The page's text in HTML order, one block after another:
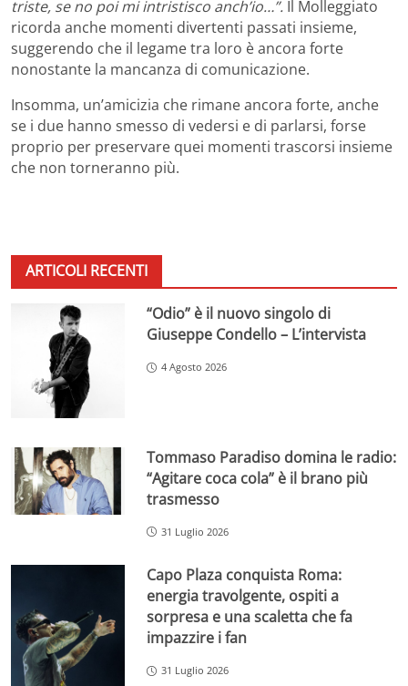
triste, se no poi mi intristisco anch’io…”. Il Molleggiato
ricorda anche momenti divertenti passati insieme,
suggerendo che il legame tra loro è ancora forte
nonostante la mancanza di comunicazione.
Insomma, un’amicizia che rimane ancora forte, anche
se i due hanno smesso di vedersi e di parlarsi, forse
proprio per preservare quei momenti trascorsi insieme
che non torneranno più.
ARTICOLI RECENTI
“Odio” è il nuovo singolo di
Giuseppe Condello – L’intervista
4 Agosto 2026
Tommaso Paradiso domina le radio:
“Agitare coca cola” è il brano più
trasmesso
31 Luglio 2026
Capo Plaza conquista Roma:
energia travolgente, ospiti a
sorpresa e una scaletta che fa
impazzire i fan
31 Luglio 2026